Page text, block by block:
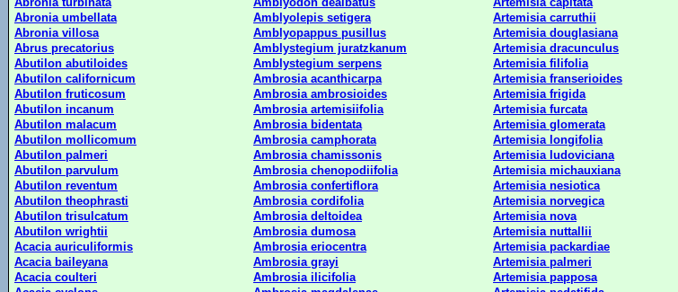
Abronia umbellata
Amblyolepis setigera
Artemisia carruthii
Abronia villosa
Amblyopappus pusillus
Artemisia douglasiana
Abrus precatorius
Amblystegium juratzkanum
Artemisia dracunculus
Abutilon abutiloides
Amblystegium serpens
Artemisia filifolia
Abutilon californicum
Ambrosia acanthicarpa
Artemisia franserioides
Abutilon fruticosum
Ambrosia ambrosioides
Artemisia frigida
Abutilon incanum
Ambrosia artemisiifolia
Artemisia furcata
Abutilon malacum
Ambrosia bidentata
Artemisia glomerata
Abutilon mollicomum
Ambrosia camphorata
Artemisia longifolia
Abutilon palmeri
Ambrosia chamissonis
Artemisia ludoviciana
Abutilon parvulum
Ambrosia chenopodiifolia
Artemisia michauxiana
Abutilon reventum
Ambrosia confertiflora
Artemisia nesiotica
Abutilon theophrasti
Ambrosia cordifolia
Artemisia norvegica
Abutilon trisulcatum
Ambrosia deltoidea
Artemisia nova
Abutilon wrightii
Ambrosia dumosa
Artemisia nuttallii
Acacia auriculiformis
Ambrosia eriocentra
Artemisia packardiae
Acacia baileyana
Ambrosia grayi
Artemisia palmeri
Acacia coulteri
Ambrosia ilicifolia
Artemisia papposa